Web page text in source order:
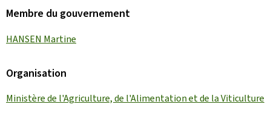
Membre du gouvernement
HANSEN Martine
Organisation
Ministère de l'Agriculture, de l'Alimentation et de la Viticulture